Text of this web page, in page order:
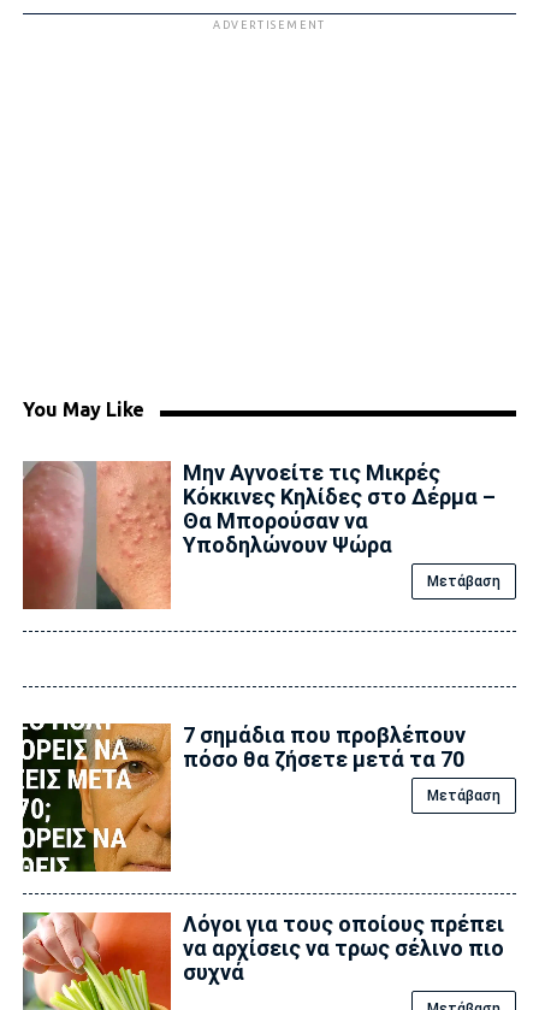
ADVERTISEMENT
You May Like
Μην Αγνοείτε τις Μικρές
Κόκκινες Κηλίδες στο Δέρμα –
Θα Μπορούσαν να
Υποδηλώνουν Ψώρα
Μετάβαση
7 σημάδια που προβλέπουν
πόσο θα ζήσετε μετά τα 70
Μετάβαση
Λόγοι για τους οποίους πρέπει
να αρχίσεις να τρως σέλινο πιο
συχνά